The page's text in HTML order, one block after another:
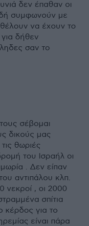
δεν έπαθαν οι
συμφωνούν με
θέλουν να έχουν το
για δήθεν
σαν το
σέβομαι
δικούς μας
θωριές
του Ισραήλ οι
. Δεν είπαν
αντιπάλου κλπ.
νεκροί , οι 2000
σπίτια
κέρδος για το
είναι πάρα